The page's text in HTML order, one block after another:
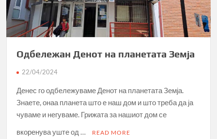
Одбележан Денот на планетата Земја
22/04/2024
Денес го одбележуваме Денот на планетата Земја.
Знаете, онаа планета што е наш дом и што треба да ја
чуваме и негуваме. Грижата за нашиот дом се
вкоренува уште од …
READ MORE